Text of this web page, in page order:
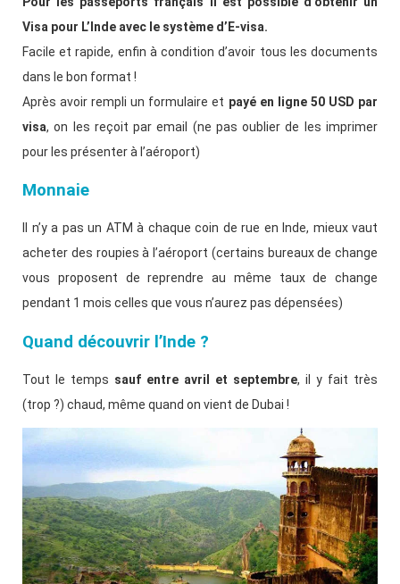
Visa pour L’Inde avec le système d’E-visa.
Facile et rapide, enfin à condition d’avoir tous les documents
dans le bon format !
Après avoir rempli un formulaire et payé en ligne 50 USD par
visa, on les reçoit par email (ne pas oublier de les imprimer
pour les présenter à l’aéroport)
Monnaie
Il n’y a pas un ATM à chaque coin de rue en Inde, mieux vaut
acheter des roupies à l’aéroport (certains bureaux de change
vous proposent de reprendre au même taux de change
pendant 1 mois celles que vous n’aurez pas dépensées)
Quand découvrir l’Inde ?
Tout le temps sauf entre avril et septembre, il y fait très
(trop ?) chaud, même quand on vient de Dubai !